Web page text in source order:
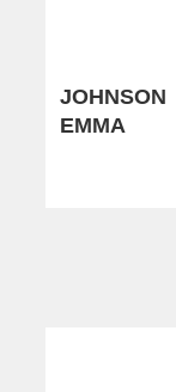
JOHNSON
EMMA